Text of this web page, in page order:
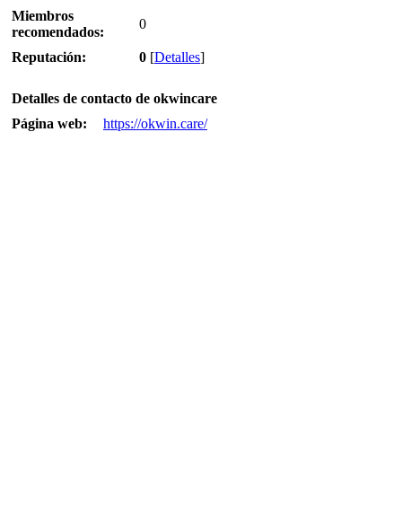
Miembros
recomendados:
0
Reputación: 0 [Detalles]
Detalles de contacto de okwincare
Página web:
https://okwin.care/